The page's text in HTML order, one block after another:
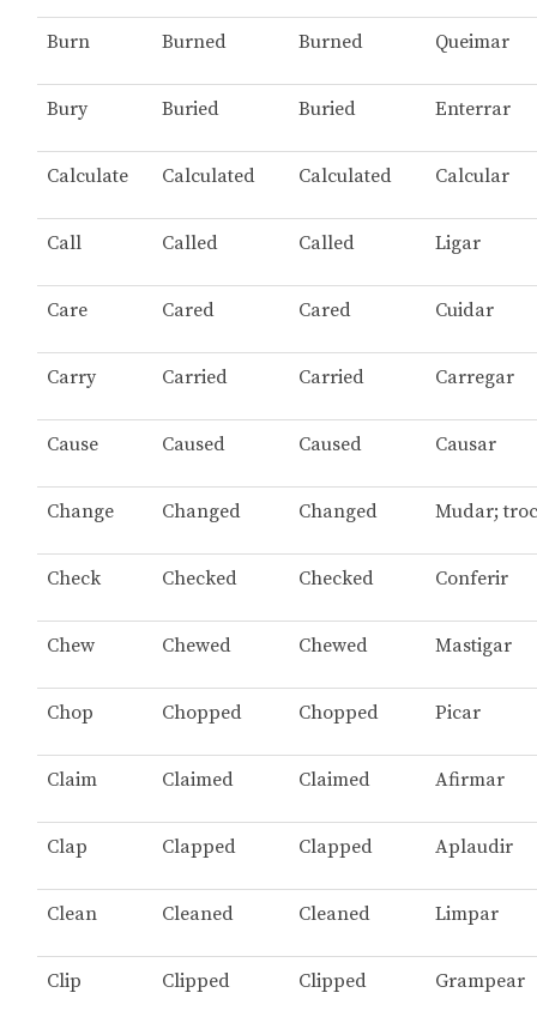
Burn Burned Burned Queimar
Bury Buried Buried Enterrar
Calculate Calculated Calculated Calcular
Call Called Called Ligar
Care Cared Cared Cuidar
Carry Carried Carried Carregar
Cause Caused Caused Causar
Change Changed Changed Mudar;
Check Checked Checked Conferir
Chew Chewed Chewed Mastigar
Chop Chopped Chopped Picar
Claim Claimed Claimed Afirmar
Clap Clapped Clapped Aplaudir
Clean Cleaned Cleaned Limpar
Clip Clipped Clipped Grampear